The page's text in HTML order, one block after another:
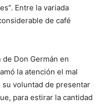
Entre la variada
de café
Don Germán en
la atención el mal
voluntad de presentar
para estirar la cantidad